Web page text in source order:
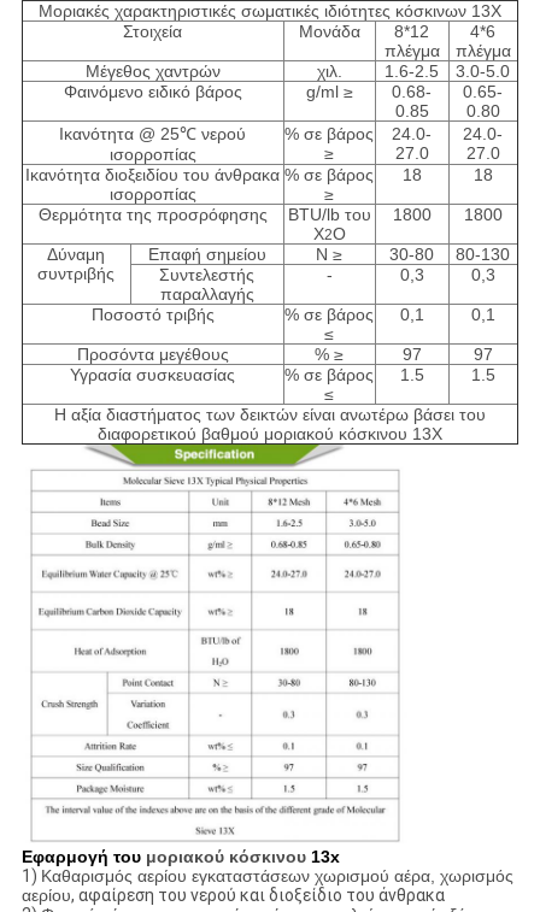
Μοριακές χαρακτηριστικές σωματικές ιδιότητες κόσκινων 13X
Στοιχεία
Μονάδα
8*12
πλέγμα
4*6
πλέγμα
Μέγεθος χαντρών
χιλ. 1.6-2.5
3.0-5.0
Φαινόμενο ειδικό βάρος
g/ml ≥
0.68-
0.85
0.65-
0.80
Ικανότητα @ 25℃ νερού
ισορροπίας
% σε βάρος
≥
24.0-
27.0
24.0-
27.0
Ικανότητα διοξειδίου του άνθρακα
ισορροπίας
% σε βάρος
≥
18 18
Θερμότητα της προσρόφησης
BTU/lb του
Χ2Ο
1800 1800
Δύναμη
συντριβής
Επαφή σημείου Ν ≥ 30-80
80-130
Συντελεστής
παραλλαγής
- 0,3 0,3
Ποσοστό τριβής
% σε βάρος
≤
0,1 0,1
Προσόντα μεγέθους % ≥ 97
97
Υγρασία συσκευασίας
% σε βάρος
≤
1.5 1.5
Η αξία διαστήματος των δεικτών είναι ανωτέρω βάσει του
διαφορετικού βαθμού μοριακού κόσκινου 13X
Εφαρμογή τουμοριακού κόσκινου 13x
1) Καθαρισμός αερίου εγκαταστάσεων χωρισμού αέρα, χωρισμός
αερίου, αφαίρεση του νερού και διοξείδιο του άνθρακα